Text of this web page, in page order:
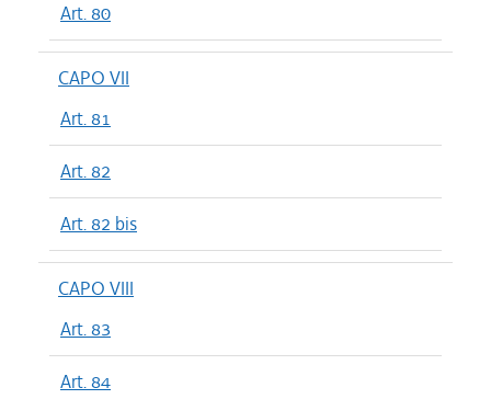
Art. 80
CAPO VII
Art. 81
Art. 82
Art. 82 bis
CAPO VIII
Art. 83
Art. 84